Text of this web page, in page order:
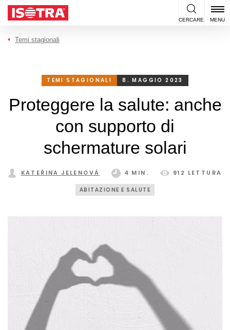
Vai al contenuto
CERCARE MENU
Temi stagionali
TEMI STAGIONALI 8. MAGGIO 2023
Proteggere la salute: anche
con supporto di
schermature solari
KATEŘINA JELENOVÁ 4 MIN. 912 LETTURA
ABITAZIONE E SALUTE